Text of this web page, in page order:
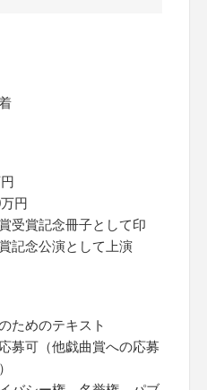
円
受賞記念冊子として印
記念公演として上演
ためのテキスト
募可（他戯曲賞への応募